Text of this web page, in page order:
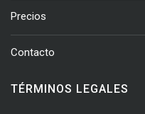
Precios
Contacto
TÉRMINOS LEGALES